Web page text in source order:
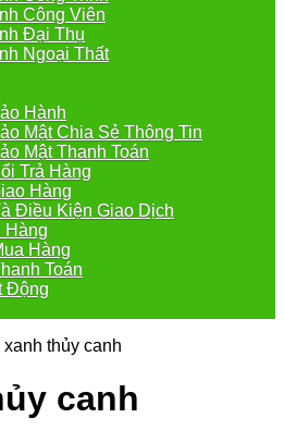
Công Viên
Đại Thụ
Ngoại Thất
Hành
Mật Chia Sẻ Thông Tin
Mật Thanh Toán
Trả Hàng
Hàng
Điều Kiện Giao Dịch
Hàng
Hàng
Toán
Động
xanh thủy canh
canh